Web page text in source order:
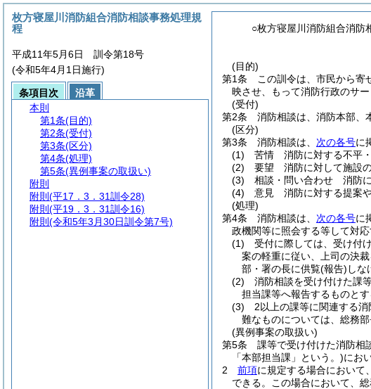
○枚方寝屋川消防組合消防
(目的)
第1条
この訓令は、市民から寄
映させ、もって消防行政のサ
(受付)
第2条
消防相談は、消防本部、
(区分)
第3条
消防相談は、 次の各号に
(1)
苦情 消防に対する不平・
(2)
要望 消防に対して施設の
(3)
相談・問い合わせ 消防に
(4)
意見 消防に対する提案や
(処理)
第4条
消防相談は、 次の各号に
政機関等に照会する等して対応
(1)
受付に際しては、受け付
案の軽重に従い、上司の決
部・署の長に供覧(報告) しな
(2)
消防相談を受け付けた課
担当課等へ報告するものとす
(3)
2以上の課等に関連する
難なものについては、総務
(異例事案の取扱い)
第5条
課等で受け付けた消防相
「本部担当課」という。)にお
2
前項に規定する場合において
できる。
この場合において、
枚方寝屋川消防組合消防相談事務処理規
程
平成11年5月6日 訓令第18号
(令和5年4月1日施行)
条項目次
沿革
本則
第1条(目的)
第2条(受付)
第3条(区分)
第4条(処理)
第5条(異例事案の取扱い)
附則
附則 (平17．3．31訓令28)
附則 (平19．3．31訓令16)
附則 (令和5年3月30日訓令第7号)